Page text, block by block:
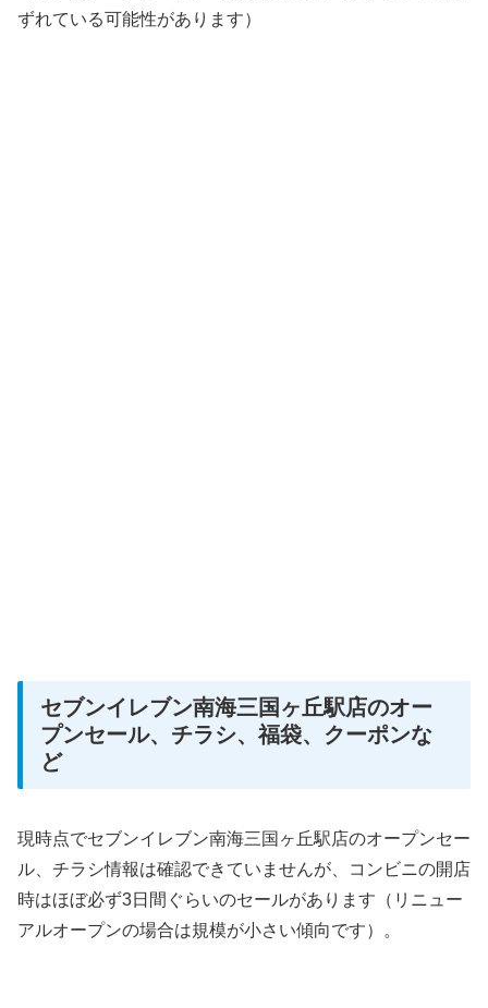
ずれている可能性があります）
セブンイレブン南海三国ヶ丘駅店のオー
プンセール、チラシ、福袋、クーポンな
ど
現時点でセブンイレブン南海三国ヶ丘駅店のオープンセー
ル、チラシ情報は確認できていませんが、コンビニの開店
時はほぼ必ず3日間ぐらいのセールがあります（リニュー
アルオープンの場合は規模が小さい傾向です）。